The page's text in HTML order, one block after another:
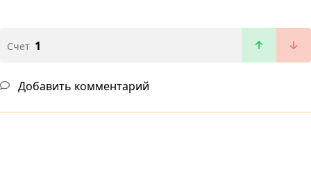
Счет 1
Добавить комментарий